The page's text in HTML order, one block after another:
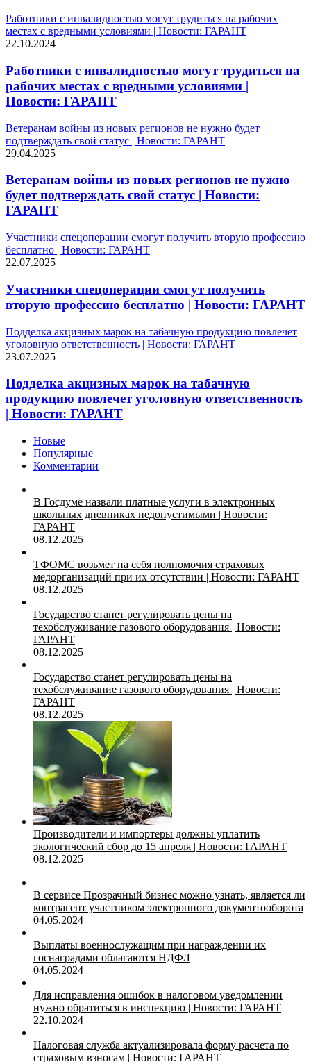
Работники с инвалидностью могут трудиться на рабочих
местах с вредными условиями | Новости: ГАРАНТ
22.10.2024
Работники с инвалидностью могут трудиться на
рабочих местах с вредными условиями |
Новости: ГАРАНТ
Ветеранам войны из новых регионов не нужно будет
подтверждать свой статус | Новости: ГАРАНТ
29.04.2025
Ветеранам войны из новых регионов не нужно
будет подтверждать свой статус | Новости:
ГАРАНТ
Участники спецоперации смогут получить вторую профессию
бесплатно | Новости: ГАРАНТ
22.07.2025
Участники спецоперации смогут получить
вторую профессию бесплатно | Новости: ГАРАНТ
Подделка акцизных марок на табачную продукцию повлечет
уголовную ответственность | Новости: ГАРАНТ
23.07.2025
Подделка акцизных марок на табачную
продукцию повлечет уголовную ответственность
| Новости: ГАРАНТ
Новые
Популярные
Комментарии
В Госдуме назвали платные услуги в электронных
школьных дневниках недопустимыми | Новости:
ГАРАНТ
08.12.2025
ТФОМС возьмет на себя полномочия страховых
медорганизаций при их отсутствии | Новости: ГАРАНТ
08.12.2025
Государство станет регулировать цены на
техобслуживание газового оборудования | Новости:
ГАРАНТ
08.12.2025
Государство станет регулировать цены на
техобслуживание газового оборудования | Новости:
ГАРАНТ
08.12.2025
Производители и импортеры должны уплатить
экологический сбор до 15 апреля | Новости: ГАРАНТ
08.12.2025
В сервисе Прозрачный бизнес можно узнать, является ли
контрагент участником электронного документооборота
04.05.2024
Выплаты военнослужащим при награждении их
госнаградами облагаются НДФЛ
04.05.2024
Для исправления ошибок в налоговом уведомлении
нужно обратиться в инспекцию | Новости: ГАРАНТ
22.10.2024
Налоговая служба актуализировала форму расчета по
страховым взносам | Новости: ГАРАНТ